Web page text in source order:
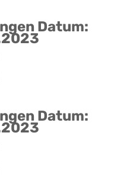
Datum:
Datum: